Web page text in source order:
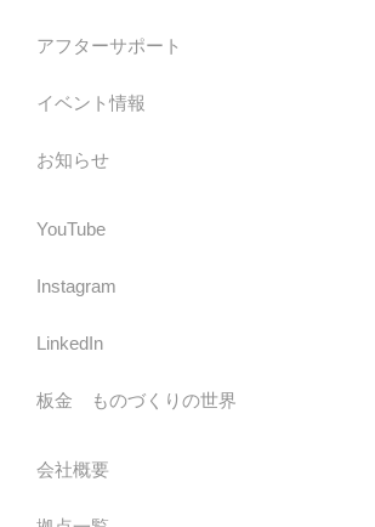
アフターサポート
イベント情報
お知らせ
YouTube
Instagram
LinkedIn
板金 ものづくりの世界
会社概要